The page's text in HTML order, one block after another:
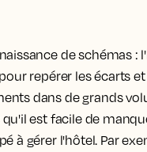
de schémas :
repérer les écarts et
dans de grands
est facile de
à gérer l'hôtel. Par